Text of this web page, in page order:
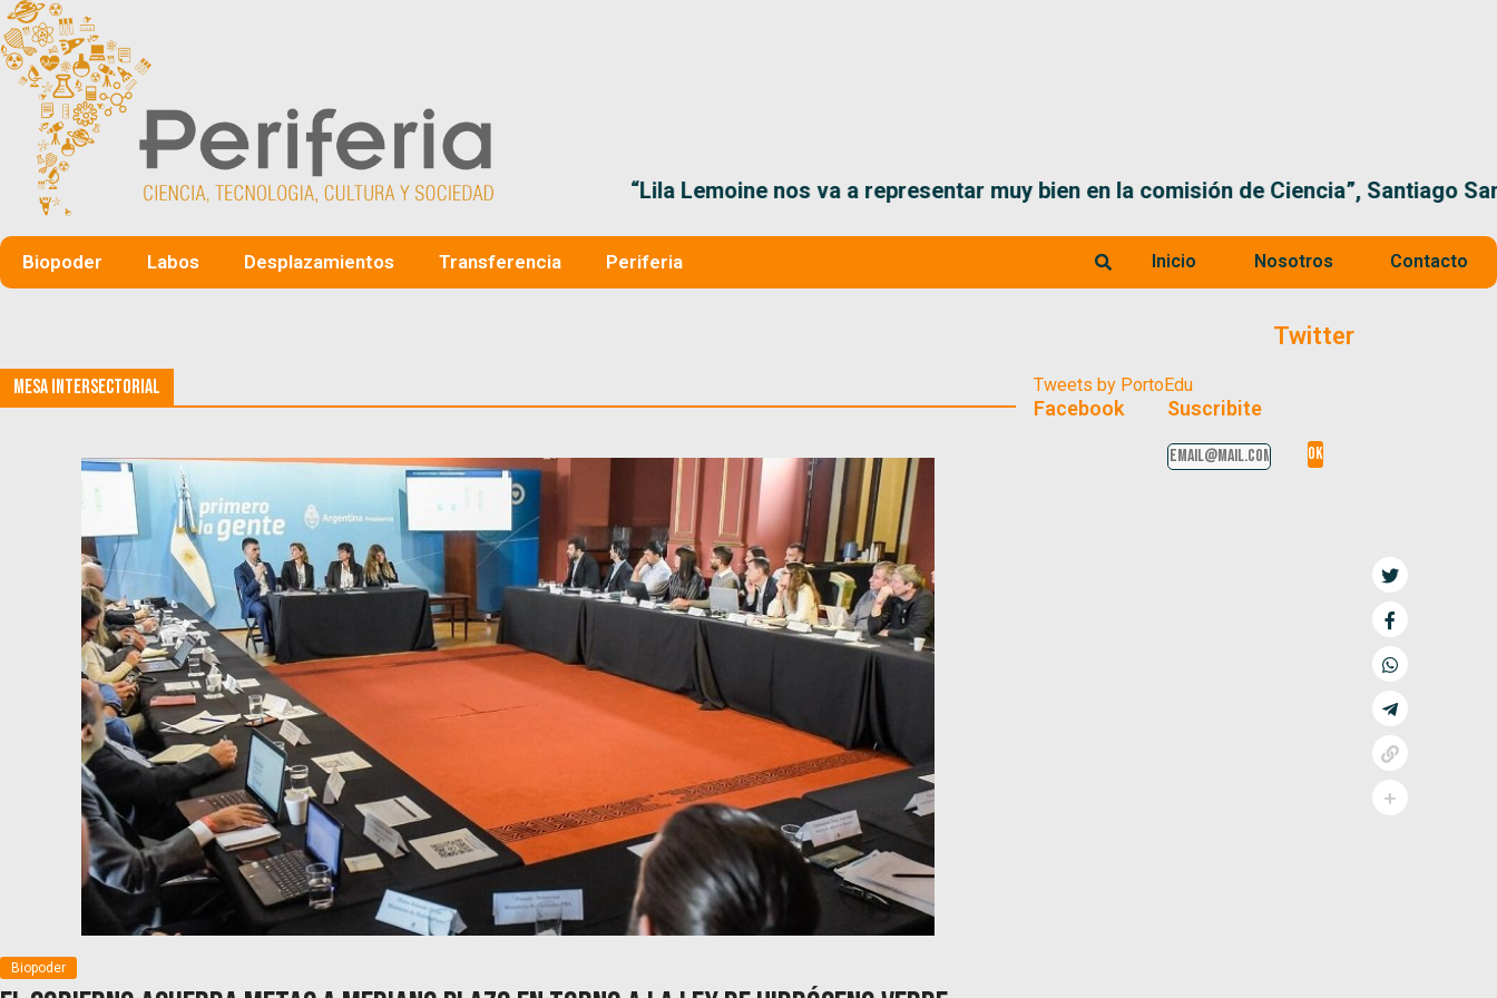
“Lila Lemoine nos va a representar muy bien en la comisión de Ciencia”, Santiago Santurio
Biopoder Labos Desplazamientos Transferencia Periferia Inicio Nosotros Contacto
Mesa Intersectorial
Biopoder
Twitter
Tweets by PortoEdu
Facebook Suscribite